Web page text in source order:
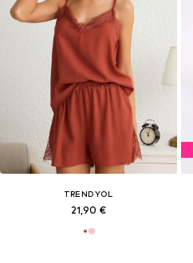
TRENDYOL
21,90 €